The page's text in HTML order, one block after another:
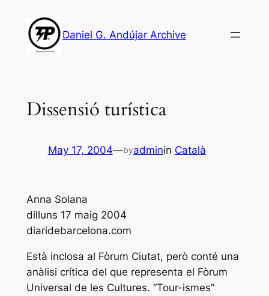
content
Daniel G. Andújar Archive
Dissensió turística
May 17, 2004—byadminin Català
Anna Solana
dilluns 17 maig 2004
diaridebarcelona.com
Està inclosa al Fòrum Ciutat, però conté una
anàlisi crítica del que representa el Fòrum
Universal de les Cultures. “Tour-ismes”